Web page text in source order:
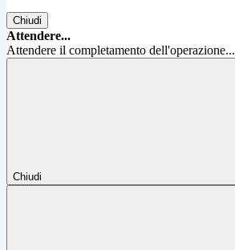
Chiudi
Attendere...
Attendere il completamento dell'operazione...
Chiudi